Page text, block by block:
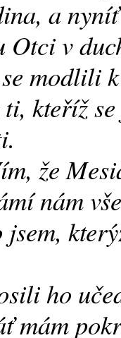
a
v
modlili
kteříž
že
nám
ho
mám